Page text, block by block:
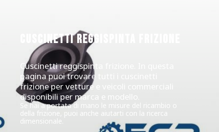
CUSCINETTI REGGISPINTA FRIZIONE
Cuscinetti reggispinta frizione. In questa
pagina puoi trovare tutti i cuscinetti
frizione per vetture e veicoli commerciali
disponibili per marca e modello.
Se hai a portata di mano le misure del ricambio o
della frizione, puoi anche aiutarti con la ricerca
dimensionale.